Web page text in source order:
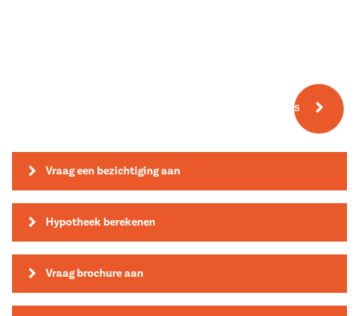
Meer fotos
Vraag een bezichtiging aan
Hypotheek berekenen
Vraag brochure aan